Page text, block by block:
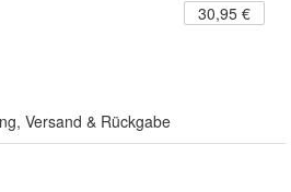
30,95 €
Versand & Rückgabe